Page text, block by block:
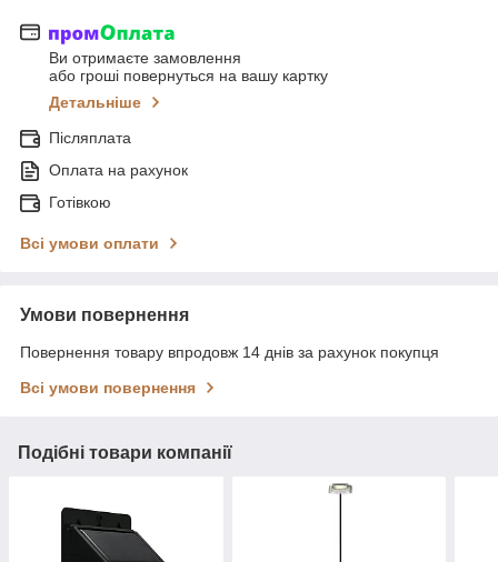
Ви отримаєте замовлення
або гроші повернуться на вашу картку
Детальніше
Післяплата
Оплата на рахунок
Готівкою
Всі умови оплати
Умови повернення
Повернення товару впродовж 14 днів за рахунок покупця
Всі умови повернення
Подібні товари компанії